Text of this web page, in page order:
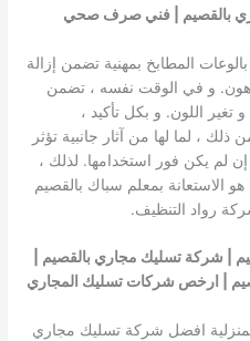
بالقصيم | فني صرف صحي
المطابخ بمهنية تضمن إزالة
و في الوقت نفسه ، تضمن
تغير اللون. و بكل تأكيد ،
ذلك ، لما لها من آثار جانبية تؤثر
لم يكن فور استخدامها. لذلك ،
الاستعانة بمعلم سباك بالقصيم
رواد التنظيف.
| شركة تسليك مجاري بالقصيم |
| ارخص شركات تسليك المجاري
افضل شركة تسليك مجاري